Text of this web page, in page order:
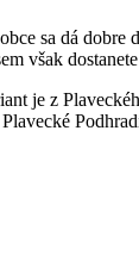
sa dá
však
je z